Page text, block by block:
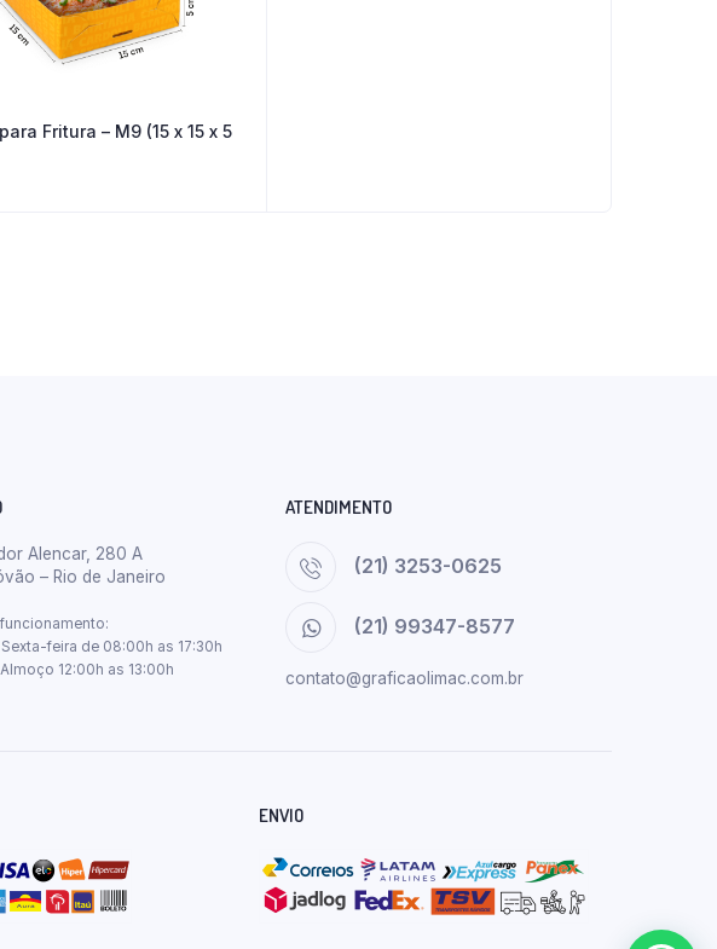
Fritura – M9 (15 x 15 x 5
Alencar, 280 A
– Rio de Janeiro
feira de 08:00h as 17:30h
12:00h as 13:00h
ATENDIMENTO
(21) 3253-0625
(21) 99347-8577
contato@graficaolimac.com.br
ENVIO